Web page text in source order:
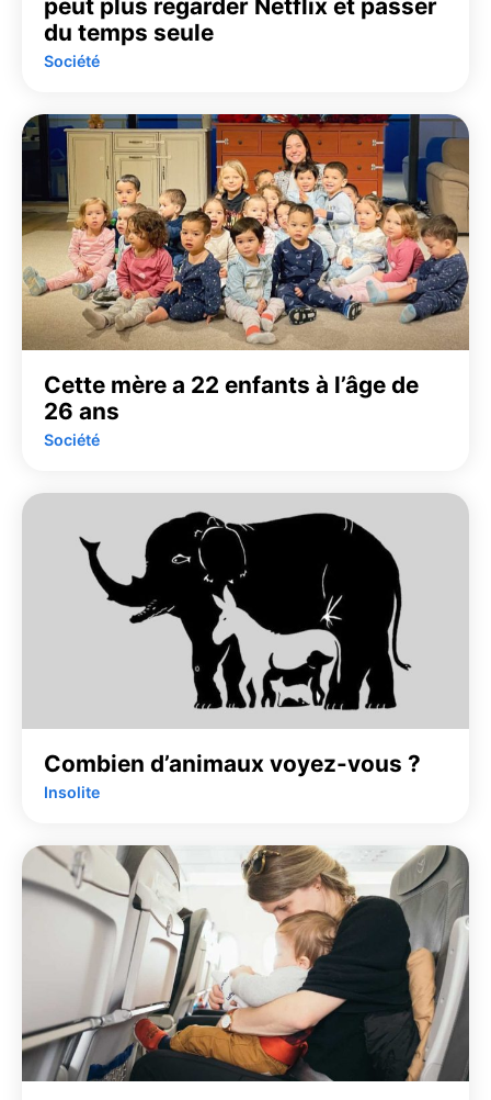
peut plus regarder Netflix et passer
du temps seule
Société
Cette mère a 22 enfants à l’âge de
26 ans
Société
Combien d’animaux voyez-vous ?
Insolite